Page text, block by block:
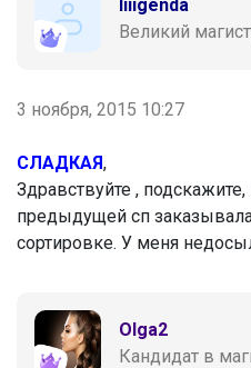
liiigenda
Великий
3 ноября, 2015 10:27
СЛАДКАЯ,
Здравствуйте ,
предыдущей сп
сортировке. У меня
Olga2
Кандидат в